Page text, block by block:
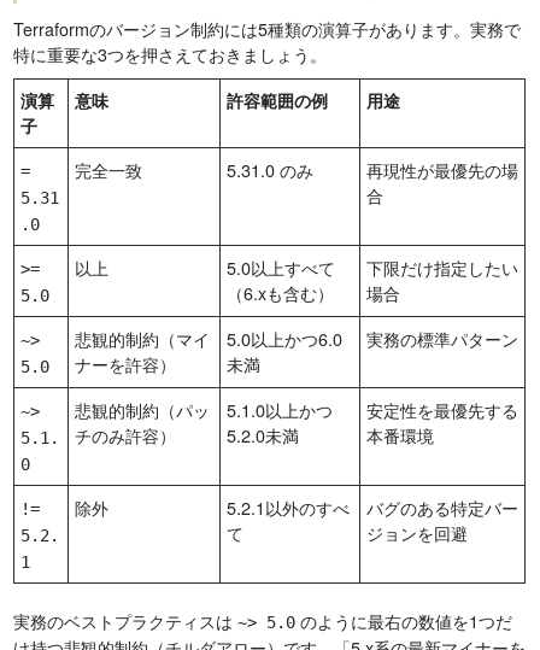
Terraformのバージョン制約には5種類の演算子があります。実務で
特に重要な3つを押さえておきましょう。
演算
子
意味 許容範囲の例 用途
=
5.31
.0
完全一致 5.31.0 のみ
再現性が最優先の場
合
>=
5.0
以上
5.0以上すべて
（6.xも含む）
下限だけ指定したい
場合
~>
5.0
悲観的制約（マイ
ナーを許容）
5.0以上かつ6.0
未満
実務の標準パターン
~>
5.1.
0
悲観的制約（パッ
チのみ許容）
5.1.0以上かつ
5.2.0未満
安定性を最優先する
本番環境
!=
5.2.
1
除外
5.2.1以外のすべ
て
バグのある特定バー
ジョンを回避
実務のベストプラクティスは~> 5.0 のように最右の数値を1つだ